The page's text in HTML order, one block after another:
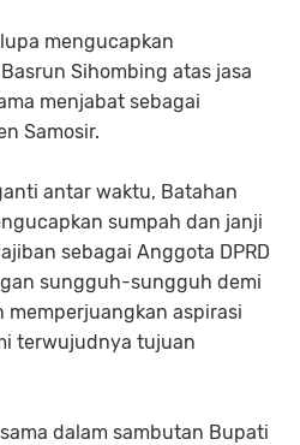
mengucapkan
Sihombing atas jasa
menjabat sebagai
Samosir.
antar waktu, Batahan
sumpah dan janji
sebagai Anggota DPRD
sungguh-sungguh demi
memperjuangkan aspirasi
terwujudnya tujuan
dalam sambutan Bupati